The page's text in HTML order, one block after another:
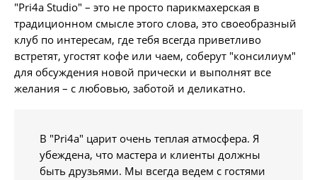
"Pri4a Studio" – это не просто парикмахерская в
традиционном смысле этого слова, это своеобразный
клуб по интересам, где тебя всегда приветливо
встретят, угостят кофе или чаем, соберут "консилиум"
для обсуждения новой прически и выполнят все
желания – с любовью, заботой и деликатно.
В "Pri4a" царит очень теплая атмосфера. Я
убеждена, что мастера и клиенты должны
быть друзьями. Мы всегда ведем с гостями